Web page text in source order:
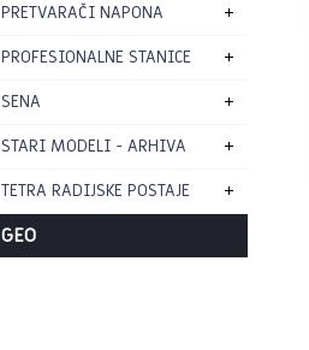
PRETVARAČI NAPONA
PROFESIONALNE STANICE
SENA
STARI MODELI - ARHIVA
TETRA RADIJSKE POSTAJE
GEO